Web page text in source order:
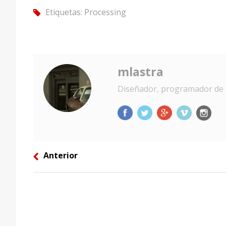
tag Etiquetas: Processing
mlastra
Diseñador, programador de
left Anterior